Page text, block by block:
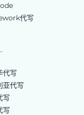
代写
代写
亚代写
写
写